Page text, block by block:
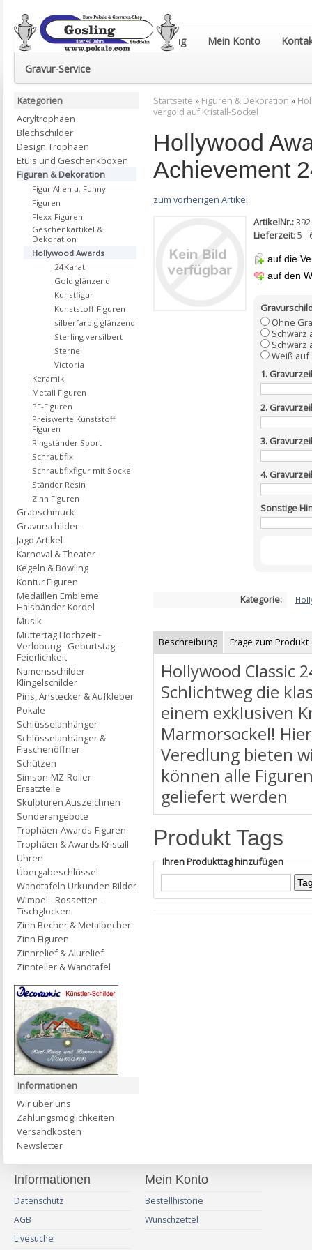
Euro-Pokale & Gravur-Shop Gosling Mein Konto
Gravur-Service
Startseite » Figuren & Dekoration »
vergold auf Kristall-Sockel
Hollywood
Achievement
zum vorherigen Artikel
ArtikelNr.:
Lieferzeit: 5 -
auf die
auf den
Ohne
Schwarz
Schwarz
Weiß auf
1.
2.
3.
4.
Sonstige
Kategorie:
Beschreibung Frage zum Produkt
Hollywood Classic
Schlichtweg die
einem exklusiven
Marmorsockel!
Veredlung bieten
können alle
geliefert werden
Produkt Tags
Ihren Produkttag hinzufügen
Kategorien
Acryltrophäen
Blechschilder
Design Trophäen
Etuis und Geschenkboxen
Figuren & Dekoration
Figur Alien u. Funny
Figuren
Flexx-Figuren
Geschenkartikel &
Dekoration
Hollywood Awards
24Karat
Gold glänzend
Kunstfigur
Kunststoff-Figuren
silberfarbig glänzend
Sterling versilbert
Sterne
Victoria
Keramik
Metall Figuren
PF-Figuren
Preiswerte Kunststoff
Figuren
Ringständer Sport
Schraubfix
Schraubfixfigur mit Sockel
Ständer Resin
Zinn Figuren
Grabschmuck
Gravurschilder
Jagd Artikel
Karneval & Theater
Kegeln & Bowling
Kontur Figuren
Medaillen Embleme
Halsbänder Kordel
Musik
Muttertag Hochzeit -
Verlobung - Geburtstag -
Feierlichkeit
Namensschilder
Klingelschilder
Pins, Anstecker & Aufkleber
Pokale
Schlüsselanhänger
Schlüsselanhänger &
Flaschenöffner
Schützen
Simson-MZ-Roller
Ersatzteile
Skulpturen Auszeichnen
Sonderangebote
Trophäen-Awards-Figuren
Trophäen & Awards Kristall
Uhren
Übergabeschlüssel
Wandtafeln Urkunden Bilder
Wimpel - Rossetten -
Tischglocken
Zinn Becher & Metalbecher
Zinn Figuren
Zinnrelief & Alurelief
Zinnteller & Wandtafel
Informationen
Wir über uns
Zahlungsmöglichkeiten
Versandkosten
Newsletter
Informationen
Datenschutz
AGB
Livesuche
Mein Konto
Bestellhistorie
Wunschzettel